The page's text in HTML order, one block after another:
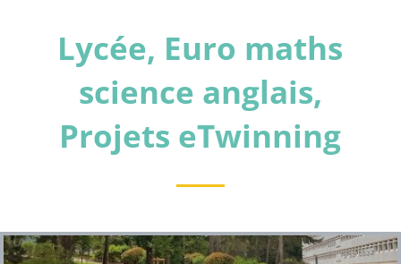
Lycée, Euro maths
science anglais,
Projets eTwinning